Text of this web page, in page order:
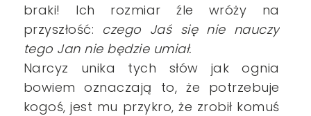
braki! Ich rozmiar źle wróży na
przyszłość: czego Jaś się nie nauczy
tego Jan nie będzie umiał.
Narcyz unika tych słów jak ognia
bowiem oznaczają to, że potrzebuje
kogoś, jest mu przykro, że zrobił komuś